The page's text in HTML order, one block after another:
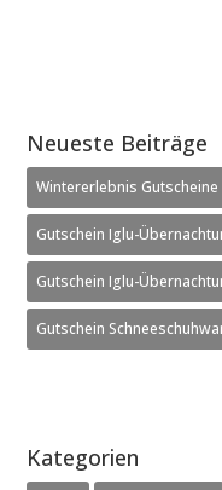
Neueste Beiträge
Wintererlebnis Gutscheine
Gutschein Iglu-
Gutschein Iglu-
Gutschein
Kategorien